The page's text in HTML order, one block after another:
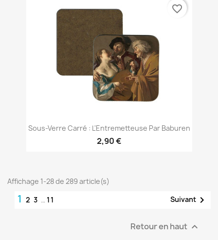
Sous-Verre Carré : L'Entremetteuse Par Baburen
2,90 €
favorite_border
Affichage 1-28 de 289 article(s)
1 2 3 … 11 Suivant 
Retour en haut 